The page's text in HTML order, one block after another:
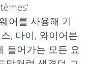
어를 사용해 기
, 다이, 와이어본
들어가는 모든 요